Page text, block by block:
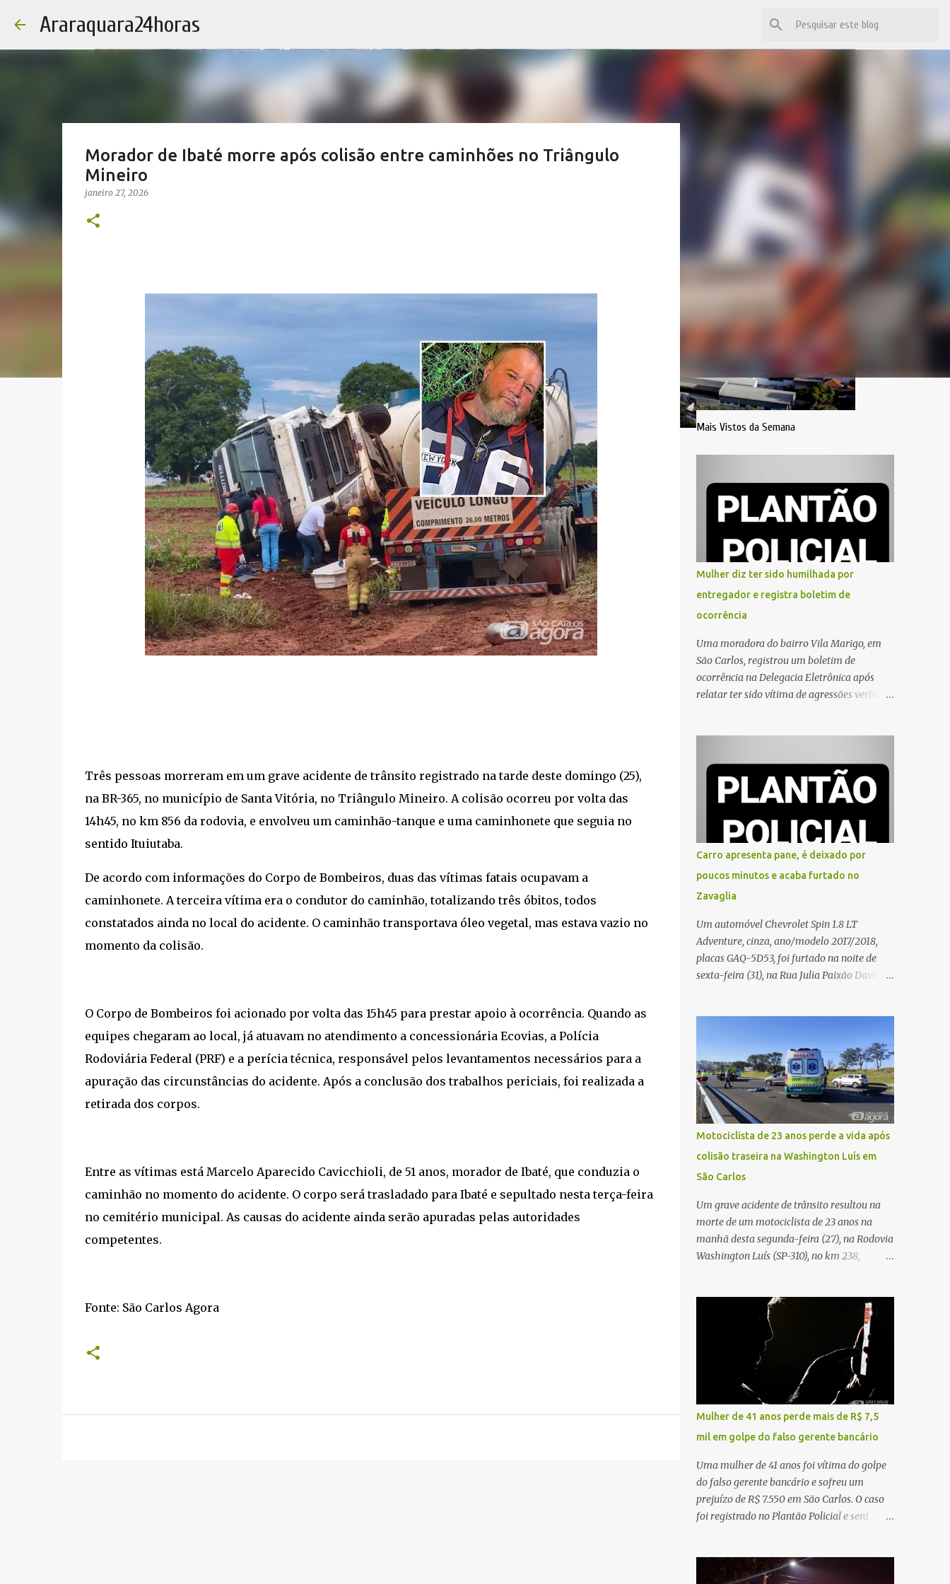
Araraquara24horas
Morador de Ibaté morre após colisão entre caminhões no Triângulo
Mineiro
janeiro 27, 2026
Três pessoas morreram em um grave acidente de trânsito registrado na tarde deste domingo (25),
na BR-365, no município de Santa Vitória, no Triângulo Mineiro. A colisão ocorreu por volta das
14h45, no km 856 da rodovia, e envolveu um caminhão-tanque e uma caminhonete que seguia no
sentido Ituiutaba.
De acordo com informações do Corpo de Bombeiros, duas das vítimas fatais ocupavam a
caminhonete. A terceira vítima era o condutor do caminhão, totalizando três óbitos, todos
constatados ainda no local do acidente. O caminhão transportava óleo vegetal, mas estava vazio no
momento da colisão.
O Corpo de Bombeiros foi acionado por volta das 15h45 para prestar apoio à ocorrência. Quando as
equipes chegaram ao local, já atuavam no atendimento a concessionária Ecovias, a Polícia
Rodoviária Federal (PRF) e a perícia técnica, responsável pelos levantamentos necessários para a
apuração das circunstâncias do acidente. Após a conclusão dos trabalhos periciais, foi realizada a
retirada dos corpos.
Entre as vítimas está Marcelo Aparecido Cavicchioli, de 51 anos, morador de Ibaté, que conduzia o
caminhão no momento do acidente. O corpo será trasladado para Ibaté e sepultado nesta terça-feira
no cemitério municipal. As causas do acidente ainda serão apuradas pelas autoridades
competentes.
Fonte: São Carlos Agora
Mais Vistos da Semana
Mulher diz ter sido humilhada por
entregador e registra boletim de
ocorrência
Uma moradora do bairro Vila Marigo, em
São Carlos, registrou um boletim de
ocorrência na Delegacia Eletrônica após
relatar ter sido vítima de agressões verbais
feira (31). A mulher afirmou que o
entregador teria acionado o interfone de
forma equivocada e, em seguida, passou a
atenção de moradores e de pessoas que
estavam nas proximidades. Ainda conforme
o registro policial, a vítima relatou que, ao
receber a entrega, voltou a ser ofendida com
palavras de baixo calão e insultos. Ela
que se sentiu ameaçada, coagida e
humilhada com a situação. Fonte: São
Carlos Agora
Carro apresenta pane, é deixado por
poucos minutos e acaba furtado no
Zavaglia
Um automóvel Chevrolet Spin 1.8 LT
Adventure, cinza, ano/modelo 2017/2018,
placas GAQ-5D53, foi furtado na noite de
sexta-feira (31), na Rua Julia Paixão David,
apresentou uma pane elétrica no painel,
deixando de funcionar e impossibilitando
uma nova partida. Ainda segundo o registro
policial, o condutor estacionou o carro,
certificou-se de que todas as portas estavam
trancadas, permaneceu com a chave de
ignição e se ausentou do local por cerca de
dez minutos para buscar ajuda. Ao retornar,
constatou que o automóvel havia
imediações, mas não conseguiu localizar o
veículo. Conforme o boletim, um menino de
aproximadamente 10 anos relatou ter visto
a Spin passando pelo local fazendo um forte
problema mecânico que o veículo já
apresentava antes do furto. O carro possui
seguro e, segundo a v...
Motociclista de 23 anos perde a vida após
colisão traseira na Washington Luís em
São Carlos
Um grave acidente de trânsito resultou na
morte de um motociclista de 23 anos na
manhã desta segunda-feira (27), na Rodovia
Washington Luís (SP-310), no km 238,
local, a vítima conduzia uma motocicleta
quando acabou colidindo na traseira de um
Jeep Renegade. Segundo relato da condutora
do veículo, o trânsito estava lento e
congestionado devido a obras realizadas na
rodovia, momento em que ocorreu o
impacto. Com a violência da colisão, o
motociclista foi arremessado ao solo.
Testemunhas relataram que o capacete teria
se desprendido durante o acidente. O jovem
sofreu ferimentos gravíssimos e morreu
ainda no local. Equipes de resgate e de
atendimento da concessionária responsável
socorro à vítima. No entanto, o óbito foi
constatado ainda no local do acidente. A
Mulher de 41 anos perde mais de R$ 7,5
mil em golpe do falso gerente bancário
Uma mulher de 41 anos foi vítima do golpe
do falso gerente bancário e sofreu um
prejuízo de R$ 7.550 em São Carlos. O caso
foi registrado no Plantão Policial e será
ocorrência, a vítima recebeu contato pelo